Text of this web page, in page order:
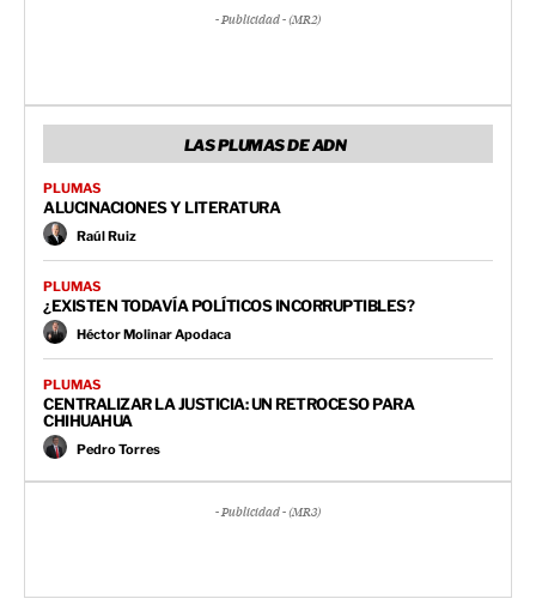
- Publicidad - (MR2)
LAS PLUMAS DE ADN
PLUMAS
ALUCINACIONES Y LITERATURA
Raúl Ruiz
PLUMAS
¿EXISTEN TODAVÍA POLÍTICOS INCORRUPTIBLES?
Héctor Molinar Apodaca
PLUMAS
CENTRALIZAR LA JUSTICIA: UN RETROCESO PARA
CHIHUAHUA
Pedro Torres
- Publicidad - (MR3)